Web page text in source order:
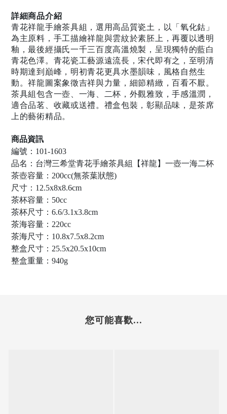
詳細商品介紹
青花祥龍手繪茶具組，選用高品質瓷土，以「氧化鈷」
為主原料，手工描繪祥龍與雲紋於素胚上，再覆以透明
釉，最後經攝氏一千三百度高溫燒製，呈現獨特的藍白
青花色澤。青花瓷工藝源遠流長，宋代即有之，至明清
時期達到巔峰，明初青花更具水墨韻味，風格自然生
動。祥龍圖案象徵吉祥與力量，細節精緻，百看不厭。
茶具組包含一壺、一海、二杯，外觀雅致，手感溫潤，
適合品茗、收藏或送禮。禮盒包裝，彰顯品味，是茶席
上的藝術精品。
商品資訊
編號：101-1603
品名：台灣三希堂青花手繪茶具組【祥龍】一壺一海二杯
茶壺容量：200cc(無茶葉狀態)
尺寸：12.5x8x8.6cm
茶杯容量：50cc
茶杯尺寸：6.6/3.1x3.8cm
茶海容量：220cc
茶海尺寸：10.8x7.5x8.2cm
整盒尺寸：25.5x20.5x10cm
整盒重量：940g
您可能喜歡...